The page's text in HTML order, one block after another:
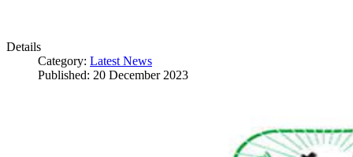
Details
Category: Latest News
Published: 20 December 2023